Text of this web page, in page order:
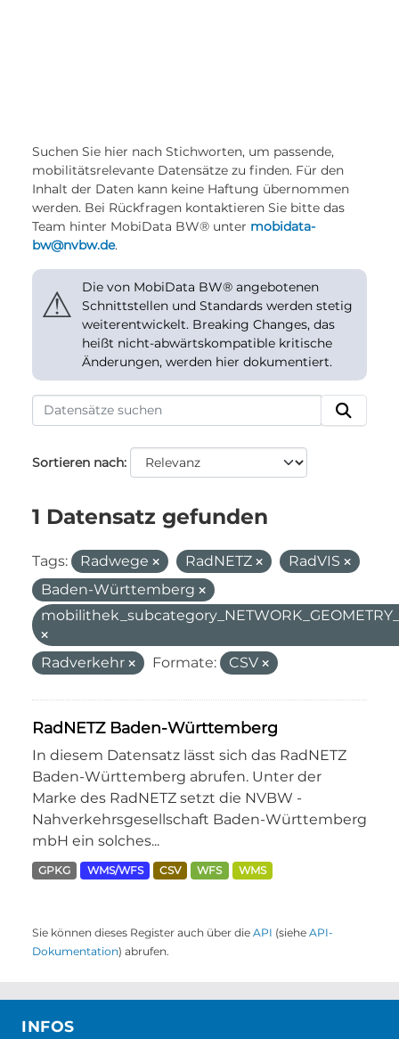
Suchen Sie hier nach Stichworten, um passende,
mobilitätsrelevante Datensätze zu finden. Für den
Inhalt der Daten kann keine Haftung übernommen
werden. Bei Rückfragen kontaktieren Sie bitte das
Team hinter MobiData BW® unter mobidata-
bw@nvbw.de.
⚠
Die von MobiData BW® angebotenen
Schnittstellen und Standards werden stetig
weiterentwickelt. Breaking Changes, das
heißt nicht-abwärtskompatible kritische
Änderungen, werden hier dokumentiert.
Sortieren nach
1 Datensatz gefunden
Tags: Radwege RadNETZ
RadVIS
Baden-Württemberg
Radverkehr Formate: CSV
RadNETZ Baden-Württemberg
In diesem Datensatz lässt sich das RadNETZ
Baden-Württemberg abrufen. Unter der
Marke des RadNETZ setzt die NVBW -
Nahverkehrsgesellschaft Baden-Württemberg
mbH ein solches...
GPKG WMS/WFS CSV WFS WMS
Sie können dieses Register auch über die API (siehe API-
Dokumentation) abrufen.
INFOS